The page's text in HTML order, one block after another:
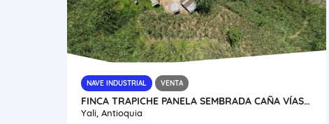
NAVE INDUSTRIAL VENTA
FINCA TRAPICHE PANELA SEMBRADA CAÑA VÍAS AGUAS UBICACIÓN TRADICION
Yali, Antioquia